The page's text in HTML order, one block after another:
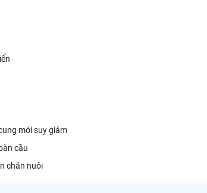
mới suy giảm
cầu
chăn nuôi